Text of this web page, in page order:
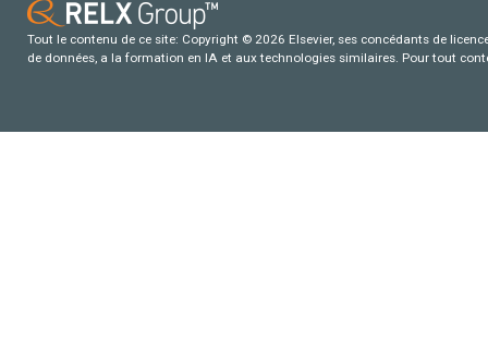
Tout le contenu de ce site: Copyright © 2026 Elsevier, ses concédants de
de données, a la formation en IA et aux technologies similaires. Pour tout